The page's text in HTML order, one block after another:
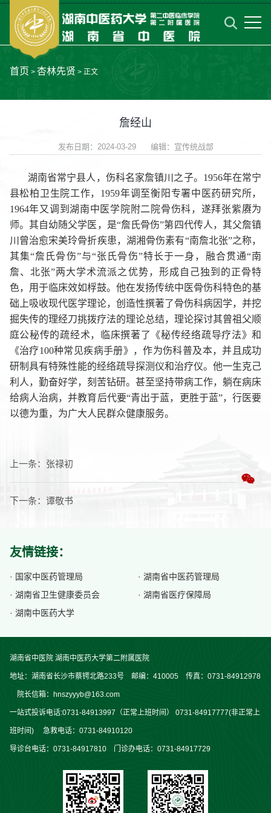
首页 > 杏林先贤> 正文
詹经山
发布日期：2024-03-29 编辑：宣传统战部
湖南省常宁县人，伤科名家詹镇川之子。1956年在常宁
县松柏卫生院工作，1959年调至衡阳专署中医药研究所，
1964年又调到湖南中医学院附二院骨伤科，遂拜张紫赓为
师。其自幼随父学医，是“詹氏骨伤”第四代传人，其父詹镇
川曾治愈宋美玲骨折疾患，湖湘骨伤素有“南詹北张”之称，
其集“詹氏骨伤”与“张氏骨伤”特长于一身，融合贯通“南
詹、北张”两大学术流派之优势，形成自己独到的正骨特
色，用于临床效如桴鼓。他在发扬传统中医骨伤科特色的基
础上吸收现代医学理论，创造性撰著了骨伤科病因学，并挖
掘失传的理经刀挑拨疗法的理论总结，理论探讨其曾祖父顺
庭公秘传的疏经术，临床撰著了《秘传经络疏导疗法》和
《治疗100种常见疾病手册》，作为伤科普及本，并且成功
研制具有特殊性能的经络疏导探测仪和治疗仪。他一生克己
利人，勤奋好学，刻苦钻研。甚至坚持带病工作，躺在病床
给病人治病，并教育后代要“青出于蓝，更胜于蓝”，行医要
以德为重，为广大人民群众健康服务。
上一条： 张禄初
下一条： 谭敬书
友情链接：
· 国家中医药管理局
· 湖南省中医药管理局
· 湖南省卫生健康委员会
· 湖南省医疗保障局
· 湖南中医药大学
湖南省中医院 湖南中医药大学第二附属医院
地址：湖南省长沙市蔡锷北路233号 邮编：410005 传真：0731-84912978
院长信箱：hnszyyyb@163.com
一站式投诉电话:0731-84913997（正常上班时间） 0731-84917777(非正常上
班时间) 急救电话：0731-84910120
导诊台电话：0731-84917810 门诊办电话：0731-84917729